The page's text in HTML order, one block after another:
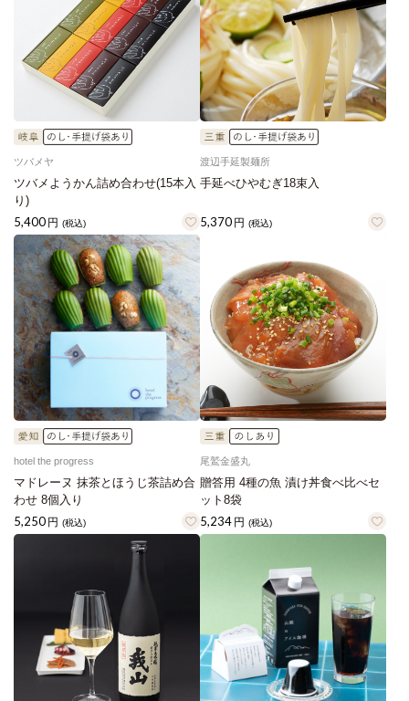
ツバメヤ
ツバメようかん詰め合わせ(15本入
り)
5,400 円 (税込)
渡辺手延製麺所
手延べひやむぎ18束入
5,370 円 (税込)
hotel the progress
マドレーヌ 抹茶とほうじ茶詰め合
わせ 8個入り
5,250 円 (税込)
尾鷲金盛丸
贈答用 4種の魚 漬け丼食べ比べセ
ット8袋
5,234 円 (税込)